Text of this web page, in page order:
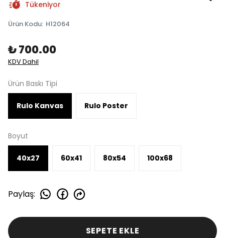
Tükeniyor
Ürün Kodu: H12064
₺ 700.00
KDV Dahil
Ürün Baskı Tipi
Rulo Kanvas Rulo Poster
Boyut
40x27 60x41 80x54 100x68
Paylaş:
SEPETE EKLE